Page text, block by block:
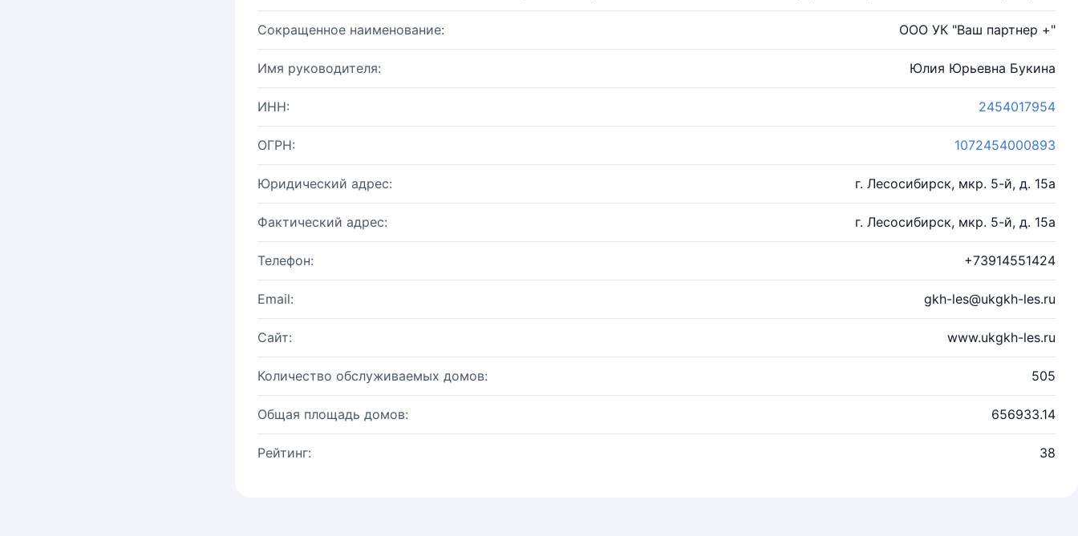
Сокращенное наименование: ООО УК "Ваш партнер +"
Имя руководителя: Юлия Юрьевна Букина
ИНН: 2454017954
ОГРН: 1072454000893
Юридический адрес: г. Лесосибирск, мкр. 5-й, д. 15а
Фактический адрес: г. Лесосибирск, мкр. 5-й, д. 15а
Телефон: +73914551424
Email: gkh-les@ukgkh-les.ru
Сайт: www.ukgkh-les.ru
Количество обслуживаемых домов: 505
Общая площадь домов: 656933.14
Рейтинг: 38